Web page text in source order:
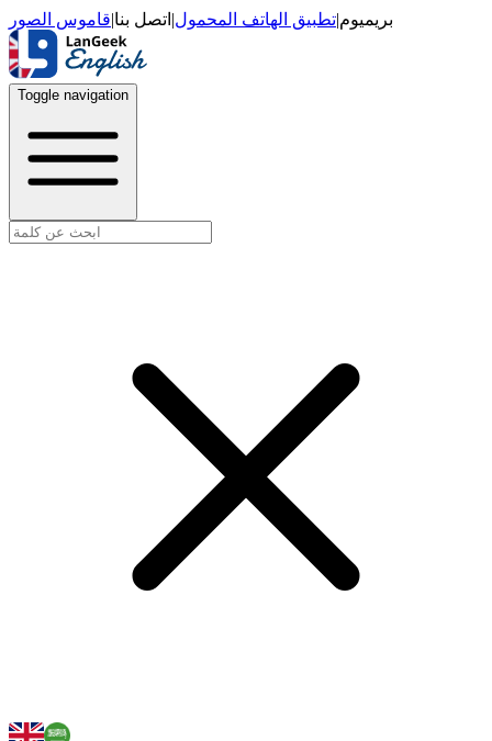
بريميوم|تطبيق الهاتف المحمول| اتصل بنا|قاموس الصور
Toggle navigation